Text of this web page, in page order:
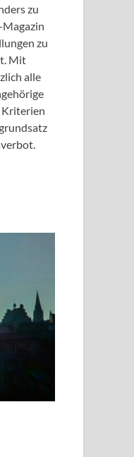
zu
zu
Mit
alle
Kriterien